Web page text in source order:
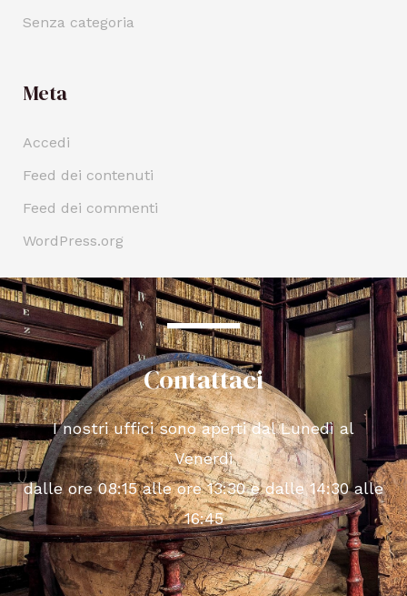
Senza categoria
Meta
Accedi
Feed dei contenuti
Feed dei commenti
WordPress.org
Contattaci
I nostri uffici sono aperti dal Lunedì al
Venerdì
dalle ore 08:15 alle ore 13:30 e dalle 14:30 alle
16:45